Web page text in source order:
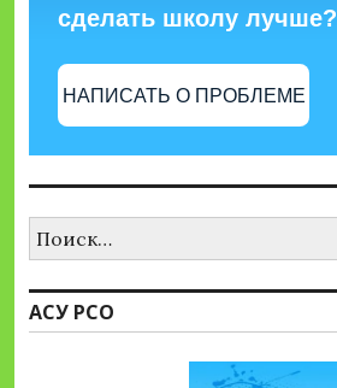
сделать школу лучше?
НАПИСАТЬ О ПРОБЛЕМЕ
АСУ РСО